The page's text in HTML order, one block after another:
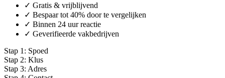
✓ Gratis & vrijblijvend
✓ Bespaar tot 40% door te vergelijken
✓ Binnen 24 uur reactie
✓ Geverifieerde vakbedrijven
Stap 1 : Spoed
Stap 2: Klus
Stap 3: Adres